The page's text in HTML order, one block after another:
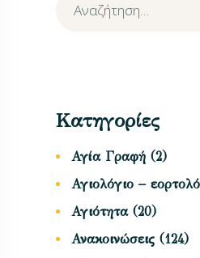
για:
Κατηγορίες
Αγία Γραφή (2)
Αγιολόγιο –
Αγιότητα(20)
Ανακοινώσεις (124)